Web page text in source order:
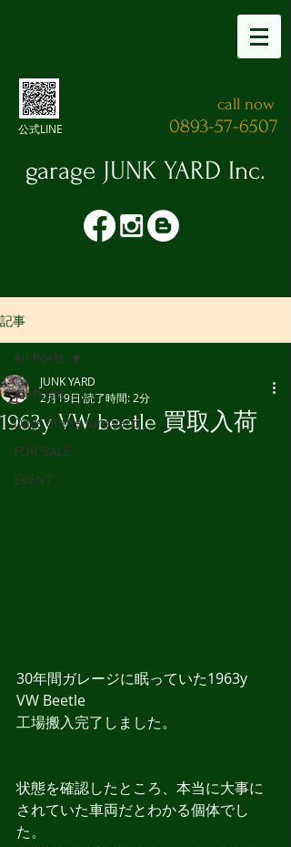
公式LINE
call now
0893-57-6507
garage JUNK YARD​ Inc.
記事
All Posts
Days of the Junkyard
FOR SALE
EVENT
All Posts
1963y VW beetle 買取入荷
JUNK YARD
2月19日 読了時間: 2分
30年間ガレージに眠っていた1963y
VW Beetle
工場搬入完了しました。
状態を確認したところ、本当に大事に
されていた車両だとわかる個体でし
た。